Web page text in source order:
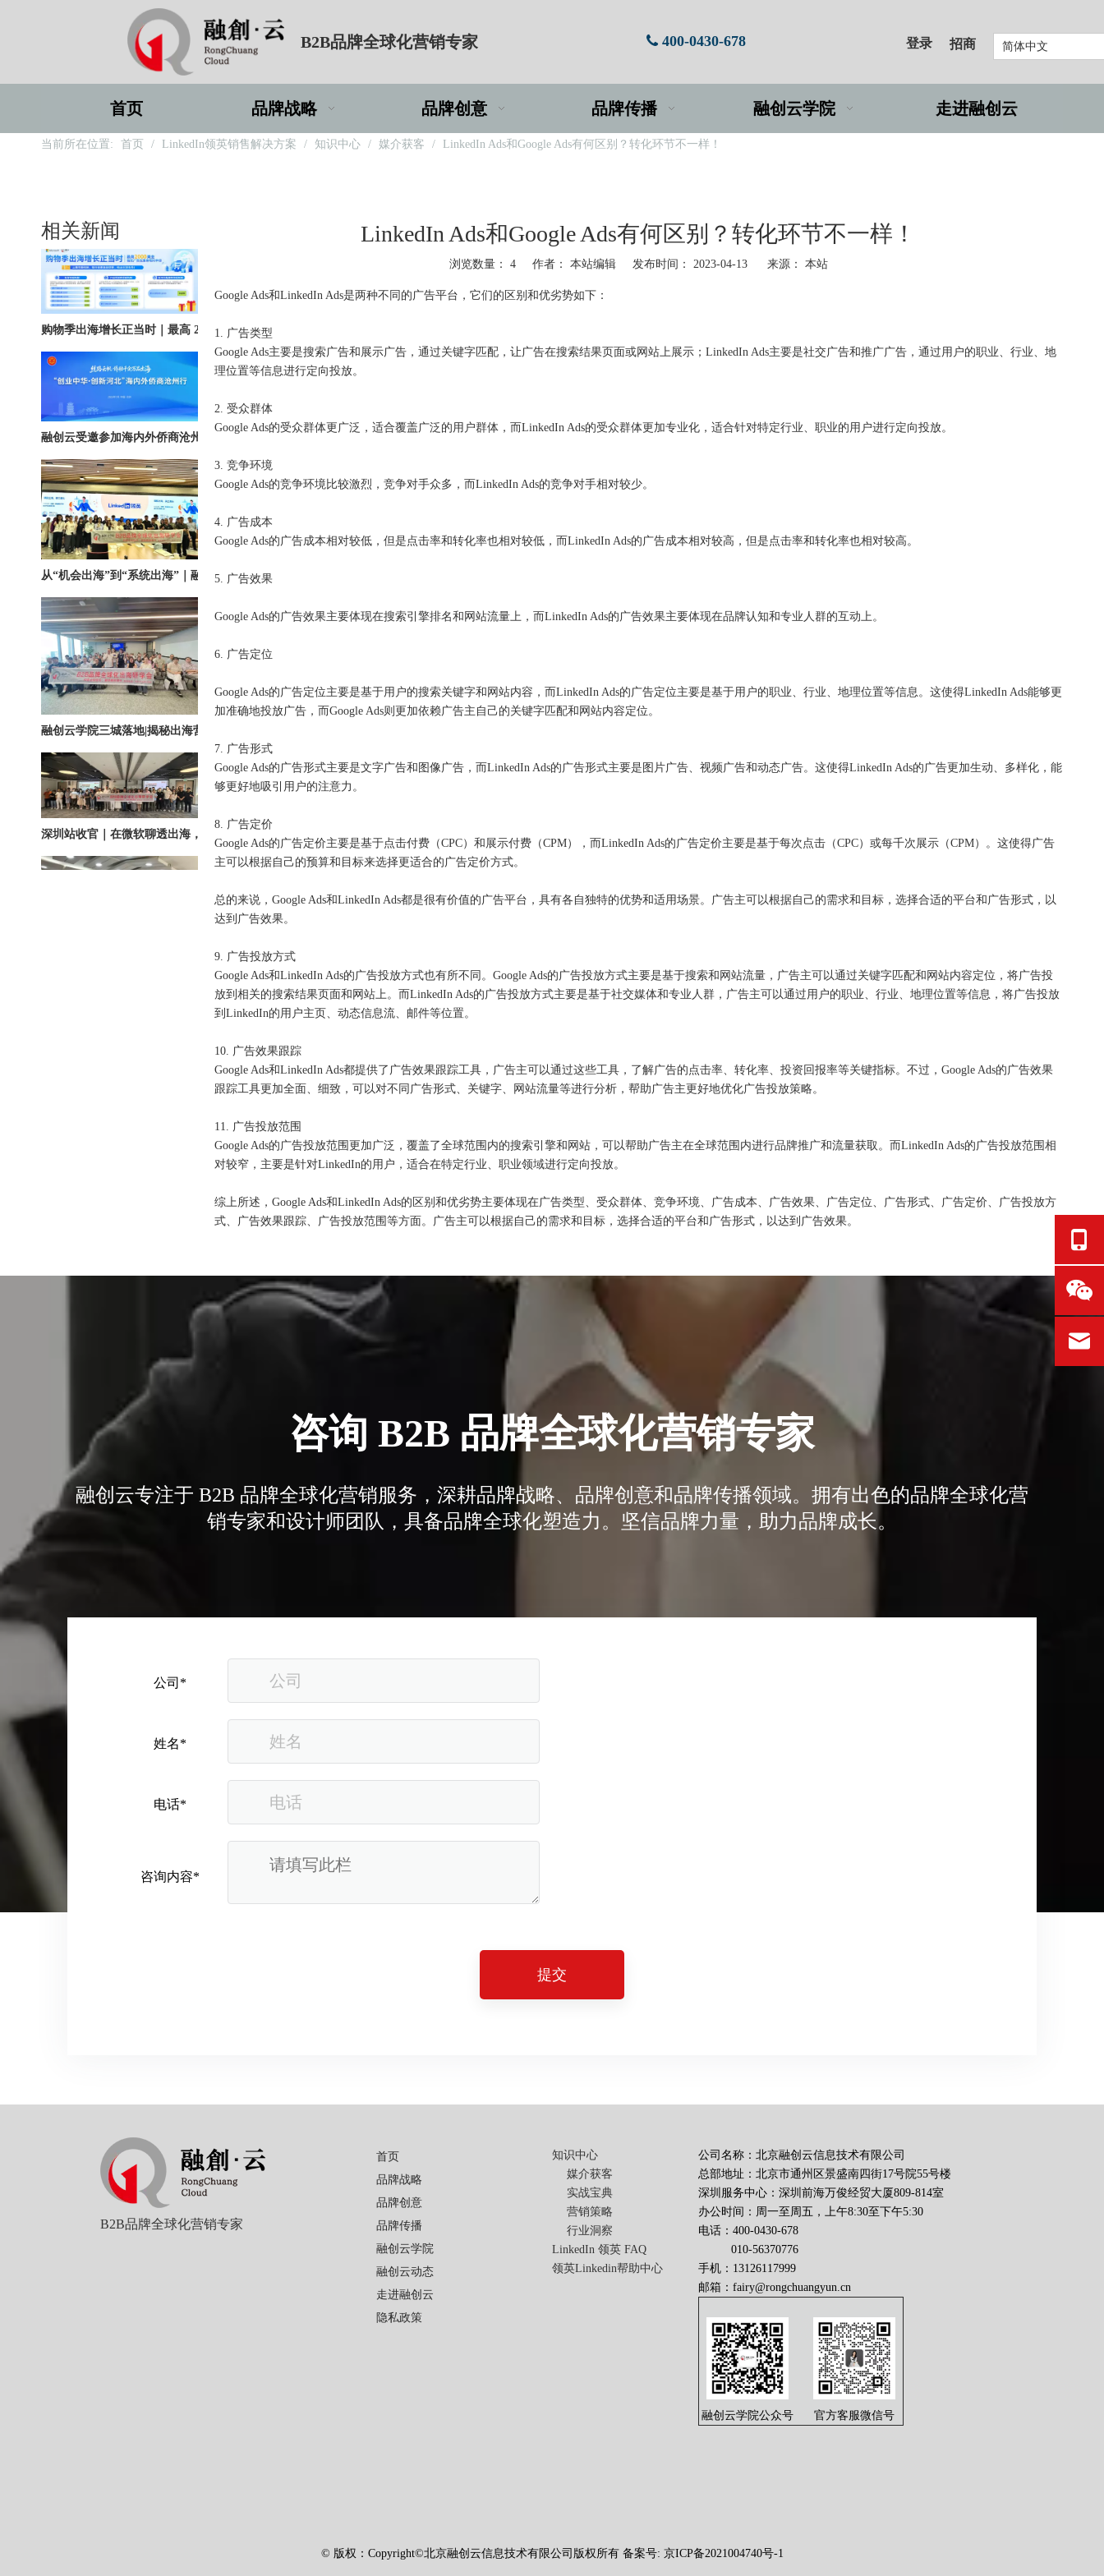
B2B品牌全球化营销专家  400-0430-678 登录 招商 简体中文
首页 品牌战略 品牌创意 品牌传播 融创云学院 走进融创云
当前所在位置: 首页 / LinkedIn领英销售解决方案 / 知识中心 / 媒介获客 / LinkedIn Ads和Google Ads有何区别？转化环节不一样！
相关新闻
北京站收官｜在LinkedIn总部聊透出海，下一站深圳微软，更多精彩在路上
融创云受邀参加海内外侨商沧州行 • 丝路云帆，侨助冀货出海
融创云学院三城落地|揭秘出海营销全链路实战打法
深圳站收官｜在微软聊透出海，下一站上海・苏州・杭州，多城联动启航
圆满落幕｜冀货出海再添新动能！这场跨境电商闭门会干货拉满→
LinkedIn Ads和Google Ads有何区别？转化环节不一样！
浏览数量： 4作者： 本站编辑 发布时间： 2023-04-13 来源： 本站
Google Ads和LinkedIn Ads是两种不同的广告平台，它们的区别和优劣势如下：
1. 广告类型
Google Ads主要是搜索广告和展示广告，通过关键字匹配，让广告在搜索结果页面或网站上展示；LinkedIn Ads主要是社交广告和推广广告，通过用户的职业、行业、地
理位置等信息进行定向投放。
2. 受众群体
Google Ads的受众群体更广泛，适合覆盖广泛的用户群体，而LinkedIn Ads的受众群体更加专业化，适合针对特定行业、职业的用户进行定向投放。
3. 竞争环境
Google Ads的竞争环境比较激烈，竞争对手众多，而LinkedIn Ads的竞争对手相对较少。
4. 广告成本
Google Ads的广告成本相对较低，但是点击率和转化率也相对较低，而LinkedIn Ads的广告成本相对较高，但是点击率和转化率也相对较高。
5. 广告效果
Google Ads的广告效果主要体现在搜索引擎排名和网站流量上，而LinkedIn Ads的广告效果主要体现在品牌认知和专业人群的互动上。
6. 广告定位
Google Ads的广告定位主要是基于用户的搜索关键字和网站内容，而LinkedIn Ads的广告定位主要是基于用户的职业、行业、地理位置等信息。这使得LinkedIn Ads能够更
加准确地投放广告，而Google Ads则更加依赖广告主自己的关键字匹配和网站内容定位。
7. 广告形式
Google Ads的广告形式主要是文字广告和图像广告，而LinkedIn Ads的广告形式主要是图片广告、视频广告和动态广告。这使得LinkedIn Ads的广告更加生动、多样化，能
够更好地吸引用户的注意力。
8. 广告定价
Google Ads的广告定价主要是基于点击付费（CPC）和展示付费（CPM），而LinkedIn Ads的广告定价主要是基于每次点击（CPC）或每千次展示（CPM）。这使得广告
主可以根据自己的预算和目标来选择更适合的广告定价方式。
总的来说，Google Ads和LinkedIn Ads都是很有价值的广告平台，具有各自独特的优势和适用场景。广告主可以根据自己的需求和目标，选择合适的平台和广告形式，以
达到广告效果。
9. 广告投放方式
Google Ads和LinkedIn Ads的广告投放方式也有所不同。Google Ads的广告投放方式主要是基于搜索和网站流量，广告主可以通过关键字匹配和网站内容定位，将广告投
放到相关的搜索结果页面和网站上。而LinkedIn Ads的广告投放方式主要是基于社交媒体和专业人群，广告主可以通过用户的职业、行业、地理位置等信息，将广告投放
到LinkedIn的用户主页、动态信息流、邮件等位置。
10. 广告效果跟踪
Google Ads和LinkedIn Ads都提供了广告效果跟踪工具，广告主可以通过这些工具，了解广告的点击率、转化率、投资回报率等关键指标。不过，Google Ads的广告效果
跟踪工具更加全面、细致，可以对不同广告形式、关键字、网站流量等进行分析，帮助广告主更好地优化广告投放策略。
11. 广告投放范围
Google Ads的广告投放范围更加广泛，覆盖了全球范围内的搜索引擎和网站，可以帮助广告主在全球范围内进行品牌推广和流量获取。而LinkedIn Ads的广告投放范围相
对较窄，主要是针对LinkedIn的用户，适合在特定行业、职业领域进行定向投放。
综上所述，Google Ads和LinkedIn Ads的区别和优劣势主要体现在广告类型、受众群体、竞争环境、广告成本、广告效果、广告定位、广告形式、广告定价、广告投放方
式、广告效果跟踪、广告投放范围等方面。广告主可以根据自己的需求和目标，选择合适的平台和广告形式，以达到广告效果。
咨询 B2B 品牌全球化营销专家
融创云专注于 B2B 品牌全球化营销服务，深耕品牌战略、品牌创意和品牌传播领域。拥有出色的品牌全球化营
销专家和设计师团队，具备品牌全球化塑造力。坚信品牌力量，助力品牌成长。
公司*
姓名*
电话*
咨询内容*
提交
B2B品牌全球化营销专家
首页
品牌战略
品牌创意
品牌传播
融创云学院
融创云动态
走进融创云
隐私政策
知识中心
媒介获客
实战宝典
营销策略
行业洞察
LinkedIn 领英 FAQ
领英Linkedin帮助中心
公司名称：北京融创云信息技术有限公司
总部地址：北京市通州区景盛南四街17号院55号楼
深圳服务中心：深圳前海万俊经贸大厦809-814室
办公时间：周一至周五，上午8:30至下午5:30
电话：400-0430-678
010-56370776
手机：13126117999
邮箱： fairy@rongchuangyun.cn
融创云学院公众号 官方客服微信号
© 版权：Copyright©北京融创云信息技术有限公司版权所有 备案号: 京ICP备2021004740号-1